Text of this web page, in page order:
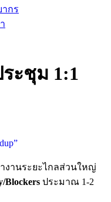
กร
ะชุม 1:1
งานระยะไกลส่วนใหญ่
Blockers ประมาณ 1-2